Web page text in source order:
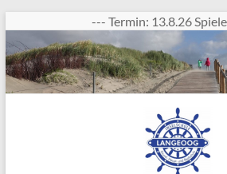
Inhalt
springen
--- Termin: 13.8.26